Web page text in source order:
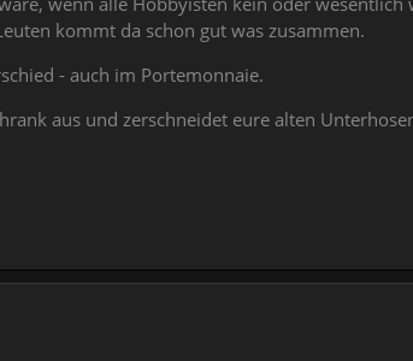
kommt da schon gut was zusammen.
- auch im Portemonnaie.
aus und zerschneidet eure alten